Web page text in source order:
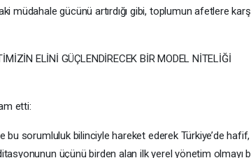
müdahale gücünü artırdığı gibi, toplumun afetlere
ELİNİ GÜÇLENDİRECEK BİR MODEL NİTELİĞİ
etti:
bu sorumluluk bilinciyle hareket ederek Türkiye’de
üçünü birden alan ilk yerel yönetim olmayı